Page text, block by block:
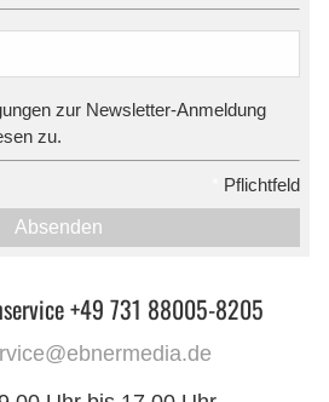
zur Newsletter-Anmeldung
zu.
Pflichtfeld
Absenden
+49 731 88005-8205